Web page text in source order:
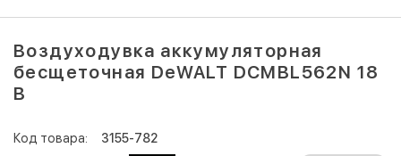
Воздуходувка аккумуляторная
бесщеточная DeWALT DCMBL562N 18
В
Код товара:
3155-782